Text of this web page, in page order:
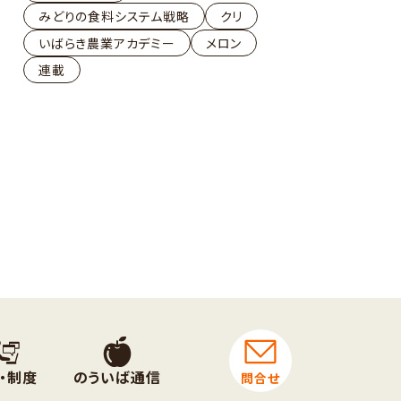
みどりの食料システム戦略
クリ
いばらき農業アカデミー
メロン
連載
制度 のういば通信 問合せ